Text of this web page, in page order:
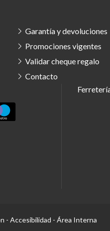
Garantía y devoluciones
Promociones vigentes
Validar cheque regalo
Contacto
- Accesibilidad - Área Interna